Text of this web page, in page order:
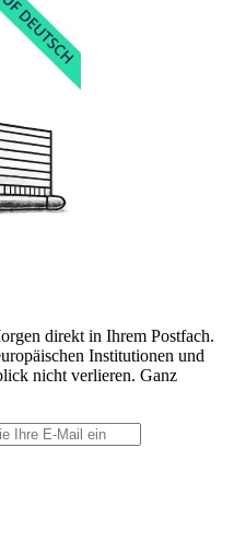
direkt in Ihrem Postfach.
Institutionen und
nicht verlieren. Ganz